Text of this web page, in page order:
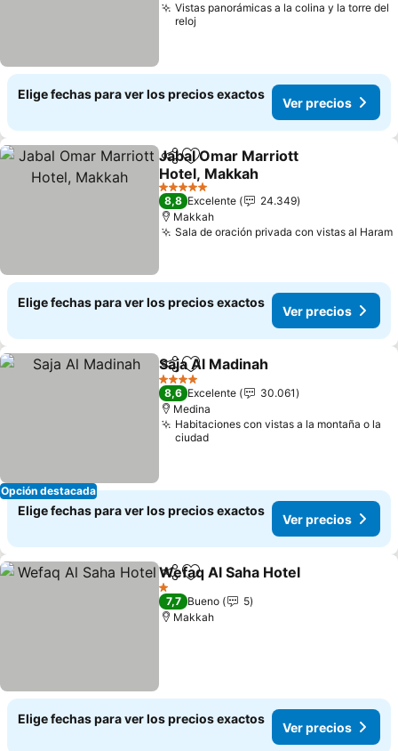
Vistas panorámicas a la colina y la torre del
reloj
Elige fechas para ver los precios exactos
Ver precios
CompartirAgregar a favoritos
Jabal Omar Marriott
Hotel, Makkah
Ver precios
5 Estrellas
8,8 Excelente
24.349
Makkah
Sala de oración privada con vistas al Haram
Elige fechas para ver los precios exactos
Ver precios
Opción destacada
CompartirAgregar a favoritos
Saja Al Madinah
4 Estrellas
8,6 Excelente
30.061
Medina
Habitaciones con vistas a la montaña o la
ciudad
Elige fechas para ver los precios exactos
Ver precios
CompartirAgregar a favoritos
Wefaq Al Saha Hotel
1 Estrellas
7,7 Bueno
5
Makkah
Elige fechas para ver los precios exactos
Ver precios